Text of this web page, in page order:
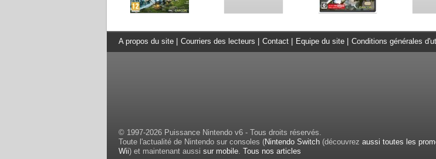
A propos du site Courriers des lecteurs Contact Equipe du site Conditions générales
© 1997-2026 Puissance Nintendo v6 - Tous droits réservés.
Toute l'actualité de Nintendo sur consoles (Nintendo Switch (découvrez aussi toutes les
Wii) et maintenant aussi sur mobile. Tous nos articles